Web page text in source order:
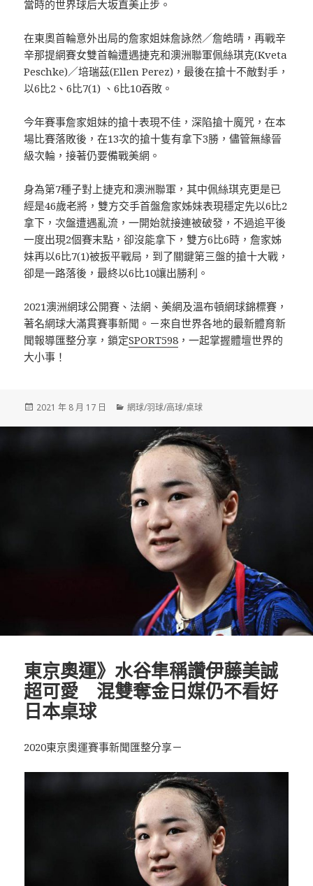
當時的世界球后大坂直美止步。
在東奧首輪意外出局的詹家姐妹詹詠然／詹皓晴，再戰辛
辛那提網賽女雙首輪遭遇捷克和澳洲聯軍佩絲琪克(Kveta
Peschke)／培瑞茲(Ellen Perez)，最後在搶十不敵對手，
以6比2、6比7(1) 、6比10吞敗。
今年賽事詹家姐妹的搶十表現不佳，深陷搶十魔咒，在本
場比賽落敗後，在13次的搶十隻有拿下3勝，儘管無緣晉
級次輪，接著仍要備戰美網。
身為第7種子對上捷克和澳洲聯軍，其中佩絲琪克更是已
經是46歲老將，雙方交手首盤詹家姊妹表現穩定先以6比2
拿下，次盤遭遇亂流，一開始就接連被破發，不過追平後
一度出現2個賽末點，卻沒能拿下，雙方6比6時，詹家姊
妹再以6比7(1)被扳平戰局，到了關鍵第三盤的搶十大戰，
卻是一路落後，最終以6比10讓出勝利。
2021澳洲網球公開賽、法網、美網及溫布頓網球錦標賽，
著名網球大滿貫賽事新聞。－來自世界各地的最新體育新
聞報導匯整分享，鎖定SPORT598 ，一起掌握體壇世界的
大小事！
發
2021 年 8 月 17 日
分
網球/羽球/高球/桌球
東京奧運》水谷隼稱讚伊藤美誠
超可愛 混雙奪金日媒仍不看好
日本桌球
2020東京奧運賽事新聞匯整分享－